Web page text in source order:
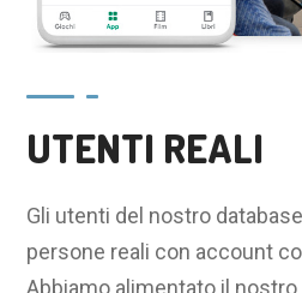
UTENTI REALI
Gli utenti del nostro
persone reali con account
Abbiamo alimentato il